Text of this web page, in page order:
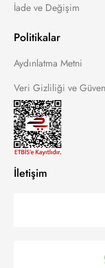
İade ve Değişim
Politikalar
Aydınlatma Metni
Veri Gizliliği ve
İletişim